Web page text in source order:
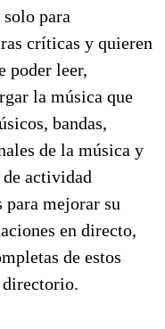
para
críticas y quieren
poder leer,
la música que
bandas,
de la música y
de actividad
para mejorar su
en directo,
de estos